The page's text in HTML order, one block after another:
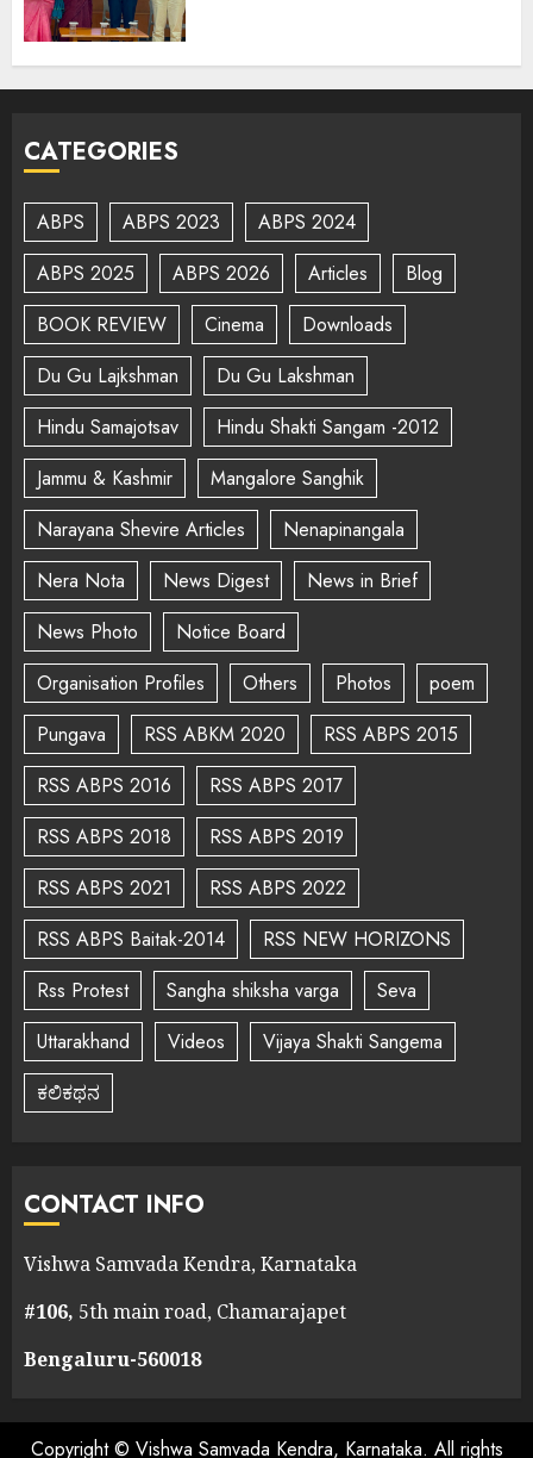
CATEGORIES
ABPS ABPS 2023
ABPS 2024
ABPS 2025
ABPS 2026 Articles
Blog
BOOK REVIEW
Cinema
Downloads
Du Gu Lajkshman
Du Gu Lakshman
Hindu Samajotsav
Hindu Shakti Sangam -2012
Jammu & Kashmir
Mangalore Sanghik
Narayana Shevire Articles
Nenapinangala
Nera Nota
News Digest
News in Brief
News Photo
Notice Board
Organisation Profiles
Others Photos
poem
Pungava
RSS ABKM 2020
RSS ABPS 2015
RSS ABPS 2016
RSS ABPS 2017
RSS ABPS 2018
RSS ABPS 2019
RSS ABPS 2021
RSS ABPS 2022
RSS ABPS Baitak-2014
RSS NEW HORIZONS
Rss Protest
Sangha shiksha varga
Seva
Uttarakhand
Videos
Vijaya Shakti Sangema
ಕಲಿಕಥನ
CONTACT INFO
Vishwa Samvada Kendra, Karnataka
#106, 5th main road, Chamarajapet
Bengaluru-560018
Copyright © Vishwa Samvada Kendra, Karnataka. All rights